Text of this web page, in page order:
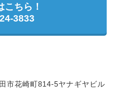
こちら！
3833
市花崎町814-5ヤナギヤビル